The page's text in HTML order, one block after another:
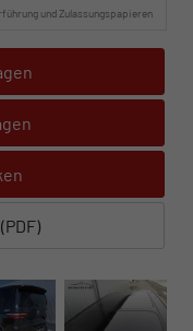
und Zulassungspapieren